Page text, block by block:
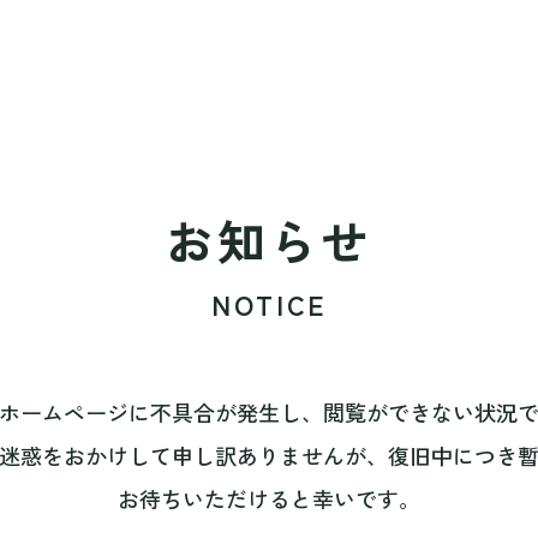
お知らせ
NOTICE
ームページに不具合が発生し、閲覧ができない状況で
惑をおかけして申し訳ありませんが、復旧中につき
お待ちいただけると幸いです。